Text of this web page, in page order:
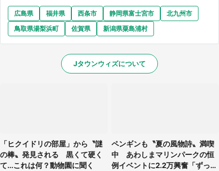
広島県 福井県 西条市 静岡県富士宮市
北九州市
鳥取県湯梨浜町
佐賀県 新潟県粟島浦村
Jタウンウィズについて
「ヒクイドリの部屋」から〝謎
の棒〟発見される 黒くて硬く
て...これは何？動物園に聞く
ペンギンも〝夏の風物詩〟満喫
中 あわしまマリンパークの恒
例イベントに2.2万興奮「ずっと